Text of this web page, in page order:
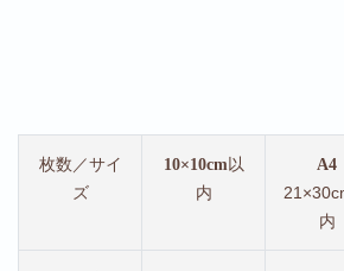
枚数／サイ
ズ
10×10cm 以
内
A4
内